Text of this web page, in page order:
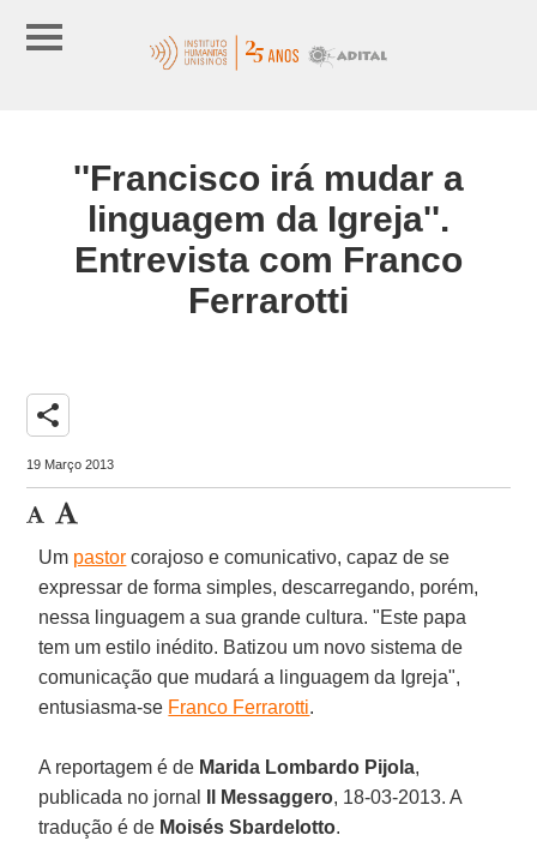
''Francisco irá mudar a
linguagem da Igreja''.
Entrevista com Franco
Ferrarotti
share
19 Março 2013
Um pastor corajoso e comunicativo, capaz de se
expressar de forma simples, descarregando, porém,
nessa linguagem a sua grande cultura. "Este papa
tem um estilo inédito. Batizou um novo sistema de
comunicação que mudará a linguagem da Igreja",
entusiasma-se Franco Ferrarotti.
A reportagem é de Marida Lombardo Pijola,
publicada no jornal
Il Messaggero, 18-03-2013. A
tradução é de Moisés Sbardelotto.